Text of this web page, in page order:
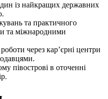
із найкращих державних
та практичного
та міжнародними
через кар’єрні центри
півострові в оточенні